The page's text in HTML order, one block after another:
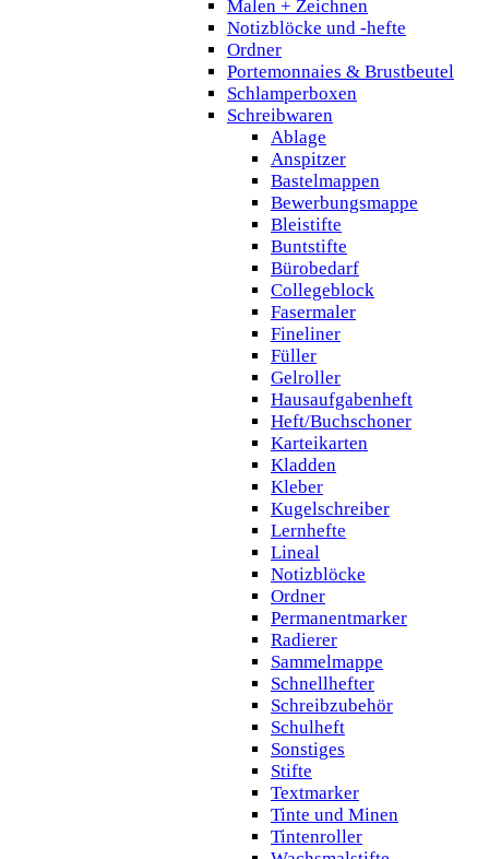
Malen + Zeichnen
Notizblöcke und -hefte
Ordner
Portemonnaies & Brustbeutel
Schlamperboxen
Schreibwaren
Ablage
Anspitzer
Bastelmappen
Bewerbungsmappe
Bleistifte
Buntstifte
Bürobedarf
Collegeblock
Fasermaler
Fineliner
Füller
Gelroller
Hausaufgabenheft
Heft/Buchschoner
Karteikarten
Kladden
Kleber
Kugelschreiber
Lernhefte
Lineal
Notizblöcke
Ordner
Permanentmarker
Radierer
Sammelmappe
Schnellhefter
Schreibzubehör
Schulheft
Sonstiges
Stifte
Textmarker
Tinte und Minen
Tintenroller